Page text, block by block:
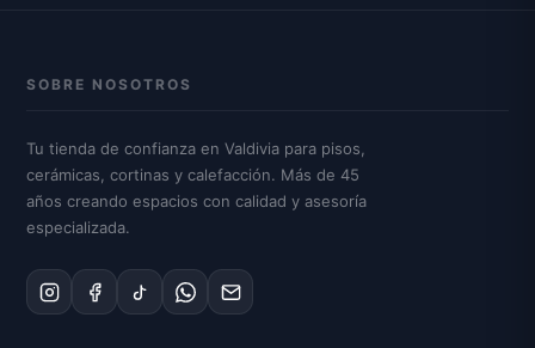
SOBRE NOSOTROS
Tu tienda de confianza en Valdivia para pisos,
cerámicas, cortinas y calefacción. Más de 45
años creando espacios con calidad y asesoría
especializada.